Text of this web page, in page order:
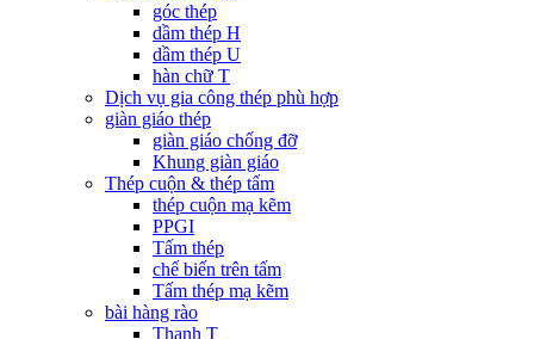
góc thép
dầm thép H
dầm thép U
hàn chữ T
Dịch vụ gia công thép phù hợp
giàn giáo thép
giàn giáo chống đỡ
Khung giàn giáo
Thép cuộn & thép tấm
thép cuộn mạ kẽm
PPGI
Tấm thép
chế biến trên tấm
Tấm thép mạ kẽm
bài hàng rào
Thanh T